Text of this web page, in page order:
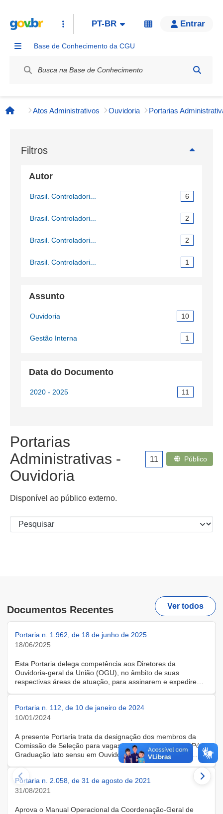
PT-BR Entrar
Base de Conhecimento da CGU
Página inicial
Atos Administrativos Ouvidoria
Portarias
Administrativas -
Ouvidoria
11 Público
Disponível ao público externo.
Filtros
Autor
Brasil. Controladori... 6
Brasil. Controladori... 2
Brasil. Controladori... 2
Brasil. Controladori... 1
Assunto
Ouvidoria 10
Gestão Interna 1
Data do Documento
2020 - 2025 11
Documentos Recentes Ver todos
Portaria n. 1.962, de 18 de junho de 2025
18/06/2025
Esta Portaria delega competência aos Diretores da
Ouvidoria-geral da União (OGU), no âmbito de suas
respectivas áreas de atuação, para assinarem e expedirem
Portaria n. 112, de 10 de janeiro de 2024
10/01/2024
A presente Portaria trata da designação dos membros da
Comissão de Seleção para vagas gratuitas do curso de Pós-
Graduação lato sensu em Ouvidoria Pública, prevista no
Portaria n. 2.058, de 31 de agosto de 2021
31/08/2021
Aprova o Manual Operacional da Coordenação-Geral de